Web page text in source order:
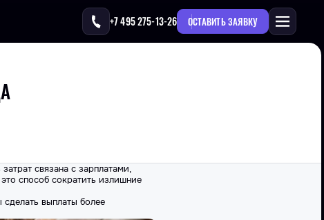
+7 495 275-13-26 ОСТАВИТЬ ЗАЯВКУ
связана с зарплатами,
способ сократить излишние
выплаты более